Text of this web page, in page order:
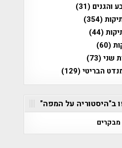
והגנים (31)
(354)
(44)
(60)
שני(73)
הבריטי(129)
ב"היסטוריה על המפה"